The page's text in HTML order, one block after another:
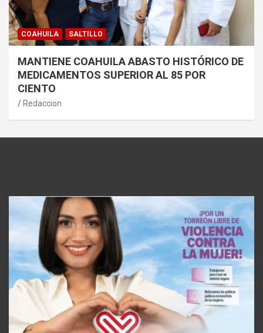
COAHUILA SALTILLO
MANTIENE COAHUILA ABASTO HISTÓRICO DE
MEDICAMENTOS SUPERIOR AL 85 POR
CIENTO
Redaccion